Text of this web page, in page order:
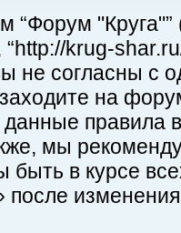
“Форум
“http://krug-
не согласны с
на
данные правила
мы
быть в курсе
после